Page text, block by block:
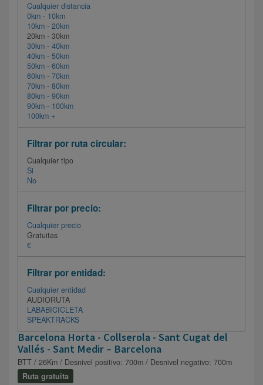
Cualquier distancia
0km - 10km
10km - 20km
20km - 30km
30km - 40km
40km - 50km
50km - 60km
60km - 70km
70km - 80km
80km - 90km
90km - 100km
100km +
Filtrar por ruta circular:
Cualquier tipo
Si
No
Filtrar por precio:
Cualquier precio
Gratuitas
€
Filtrar por entidad:
Cualquier entidad
AUDIORUTA
LABABICICLETA
SPEAKTRACKS
Barcelona Horta - Collserola - Sant Cugat del
Vallés - Sant Medir – Barcelona
BTT / 26Km / Desnivel positivo: 700m / Desnivel negativo: 700m
Ruta gratuita